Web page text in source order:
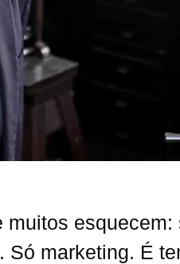
muitos esquecem:
Só marketing. É